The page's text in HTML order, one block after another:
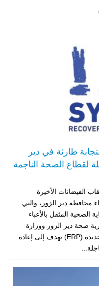
طارئة في دير
لقطاع الصحة الناجمة
2026 - في أعقاب الفيضانات الأخيرة
محافظة دير الزور، والتي
المثقل بالأعباء
صحة دير الزور ووزارة
الصحة السورية، خطة استجابة طارئة جديدة (ERP) تهدف إلى إعادة